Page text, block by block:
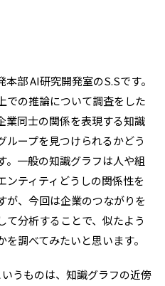
部 AI研究開発室のS.Sです。
での推論について調査をした
業同士の関係を表現する知識
ループを見つけられるかどう
。一般の知識グラフは人や組
ンティティどうしの関係性を
が、今回は企業のつながりを
て分析することで、似たよう
調べてみたいと思います。
うものは、知識グラフの近傍